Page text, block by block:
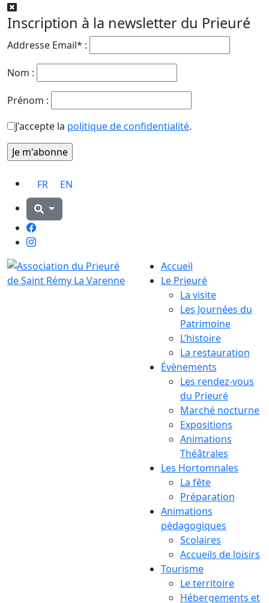
Inscription à la newsletter du Prieuré
Addresse Email* :
Nom :
Prénom :
J'accepte la politique de confidentialité.
FR EN
Facebook
Instagram
Accueil
Le Prieuré
La visite
Les Journées du
Patrimoine
L’histoire
La restauration
Évènements
Les rendez-vous
du Prieuré
Marché nocturne
Expositions
Animations
Théâtrales
Les Hortomnales
La fête
Préparation
Animations
pédagogiques
Scolaires
Accueils de loisirs
Tourisme
Le territoire
Hébergements et